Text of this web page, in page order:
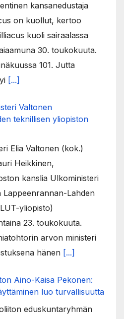
kansanedustaja
on kuollut, kertoo
kuoli sairaalassa
30. toukokuuta.
101. Jutta
[...]
Valtonen
teknillisen yliopiston
Elia Valtonen (kok.)
Heikkinen,
kanslia Ulkoministeri
Lappeenrannan-Lahden
yliopisto)
23. toukokuuta.
arvon ministeri
hänen [...]
Aino-Kaisa Pekonen:
luo turvallisuutta
eduskuntaryhmän